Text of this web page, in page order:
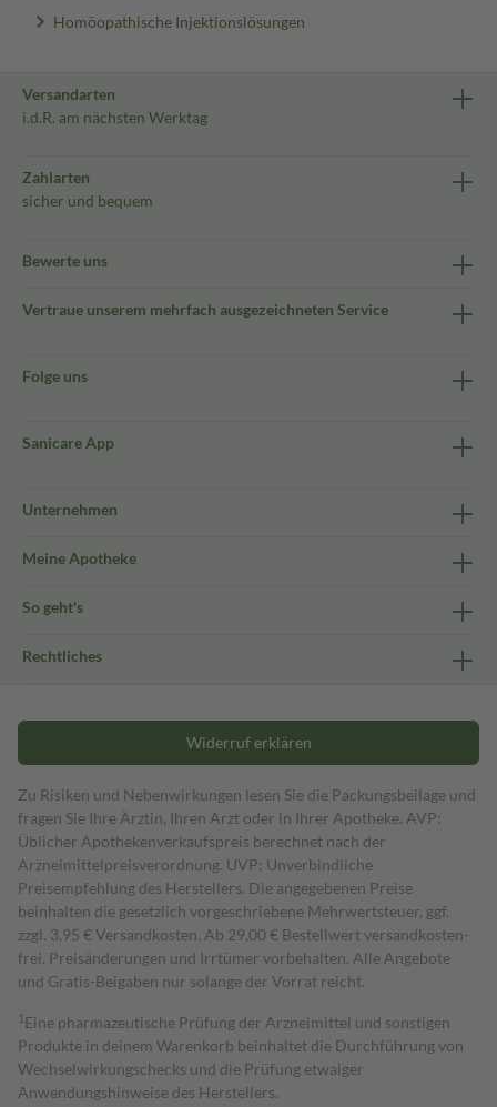
Homöopathische Injektionslösungen
Versandarten
i.d.R. am nächsten Werktag
Zahlarten
sicher und bequem
Bewerte uns
Vertraue unserem mehrfach ausgezeichneten Service
Folge uns
Sanicare App
Unternehmen
Meine Apotheke
So geht's
Rechtliches
Widerruf erklären
Zu Risiken und Nebenwirkungen lesen Sie die Packungsbeilage und
fragen Sie Ihre Ärztin, Ihren Arzt oder in Ihrer Apotheke. AVP:
Üblicher Apothekenverkaufspreis berechnet nach der
Arzneimittelpreisverordnung. UVP: Unverbindliche
Preisempfehlung des Herstellers. Die angegebenen Preise
beinhalten die gesetzlich vorgeschriebene Mehrwertsteuer, ggf.
zzgl. 3,95 € Versandkosten. Ab 29,00 € Bestell­wert versand­kosten­
frei. Preisänderungen und Irrtümer vorbehalten. Alle Angebote
und Gratis-Beigaben nur solange der Vorrat reicht.
1 Eine pharmazeutische Prüfung der Arzneimittel und sonstigen
Produkte in deinem Warenkorb beinhaltet die Durchführung von
Wechselwirkungschecks und die Prüfung etwaiger
Anwendungshinweise des Herstellers.